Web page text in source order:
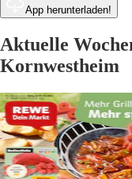
App herunterladen!
Aktuelle
Kornwestheim